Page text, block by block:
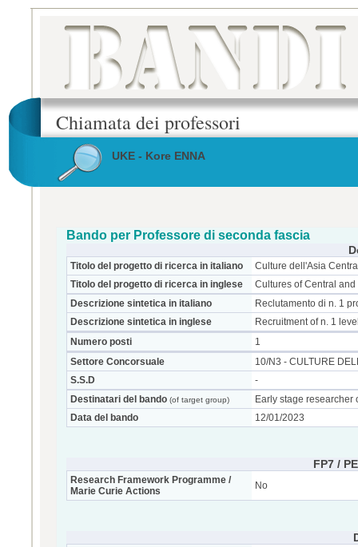
Chiamata dei professori
UKE - Kore ENNA
Bando per Professore di seconda fascia
Titolo del progetto di ricerca in italiano
Culture dell'Asia
Titolo del progetto di ricerca in inglese
Cultures of Central and
Descrizione sintetica in italiano
Reclutamento di n. 1
Descrizione sintetica in inglese
Recruitment of n. 1
Numero posti
1
Settore Concorsuale
10/N3 - CULTURE
S.S.D
-
Destinatari del bando (of target group)
Early stage researcher
Data del bando
12/01/2023
FP7 /
Research Framework Programme /
Marie Curie Actions
No